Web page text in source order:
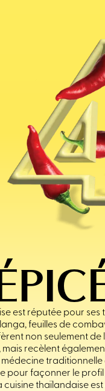
est réputée pour ses
feuilles de
non seulement
recèlent
traditionnelle
pour façonner le
cuisine thaïlandaise